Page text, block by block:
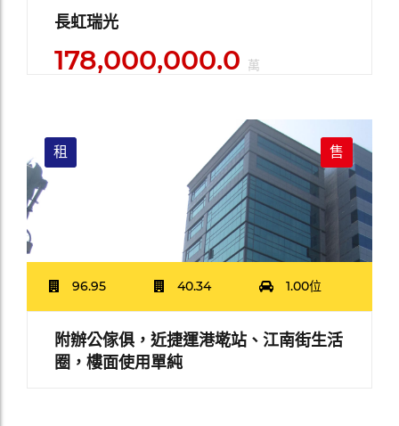
長虹瑞光
178,000,000.0 萬
售
租
96.95 40.34 1.00位
附辦公傢俱，近捷運港墘站、江南街生活
圈，樓面使用單純